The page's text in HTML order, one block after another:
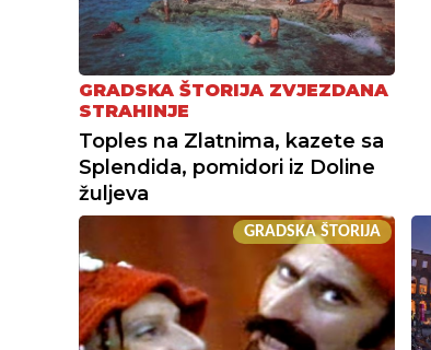
GRADSKA ŠTORIJA ZVJEZDANA
STRAHINJE
Toples na Zlatnima, kazete sa
Splendida, pomidori iz Doline
žuljeva
GRADSKA ŠTORIJA